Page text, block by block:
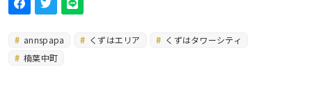
annspapa くずはエリア
くずはタワーシティ
楠葉中町